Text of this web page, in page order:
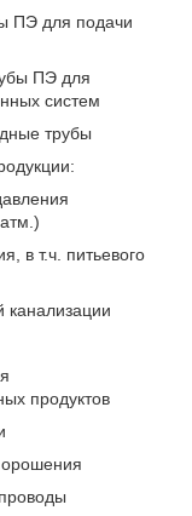
ПЭ для подачи
ПЭ для
систем
трубы
в т.ч. питьевого
продуктов
орошения